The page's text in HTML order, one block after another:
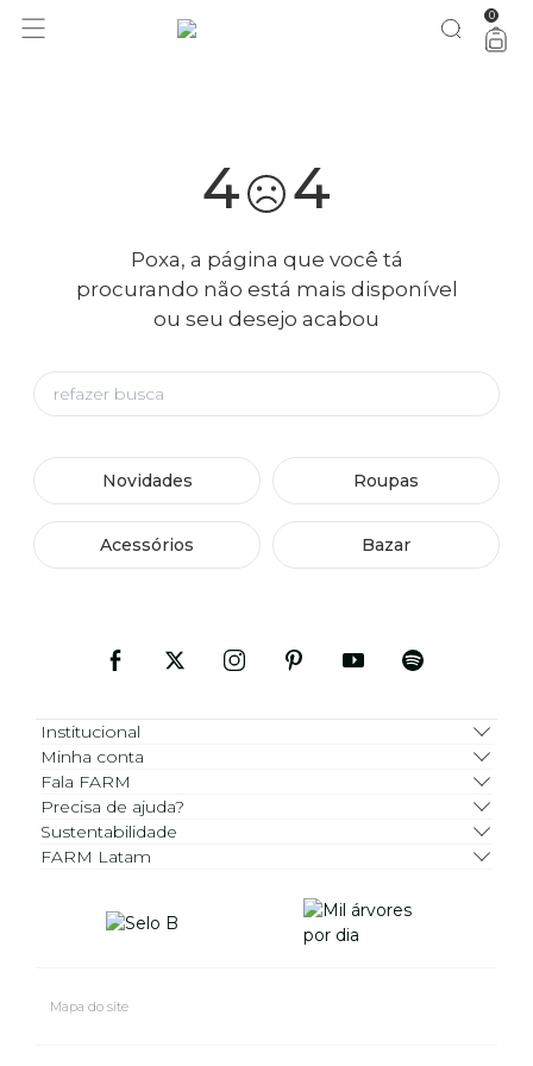
você merece 30% OFF pra comemorar com a gente aproveita! 0
4 4
Poxa, a página que você tá
procurando não está mais disponível
ou seu desejo acabou
Novidades Roupas
Acessórios Bazar
Institucional
Minha conta
Fala FARM
Precisa de ajuda?
Sustentabilidade
FARM Latam
Mapa do site